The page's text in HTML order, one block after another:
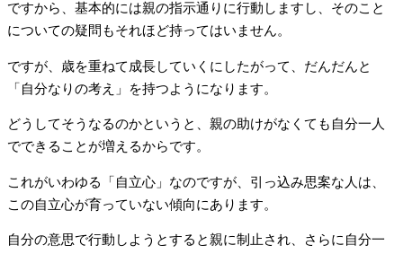
ですから、基本的には親の指示通りに行動しますし、そのこと
についての疑問もそれほど持ってはいません。
ですが、歳を重ねて成長していくにしたがって、だんだんと
「自分なりの考え」を持つようになります。
どうしてそうなるのかというと、親の助けがなくても自分一人
でできることが増えるからです。
これがいわゆる「自立心」なのですが、引っ込み思案な人は、
この自立心が育っていない傾向にあります。
自分の意思で行動しようとすると親に制止され、さらに自分一